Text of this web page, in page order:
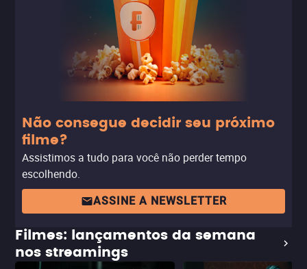
Não consegue decidir seu próximo
filme?
Assistimos a tudo para você não perder tempo
escolhendo.
ASSINE A NEWSLETTER
Filmes: lançamentos da semana
nos streamings